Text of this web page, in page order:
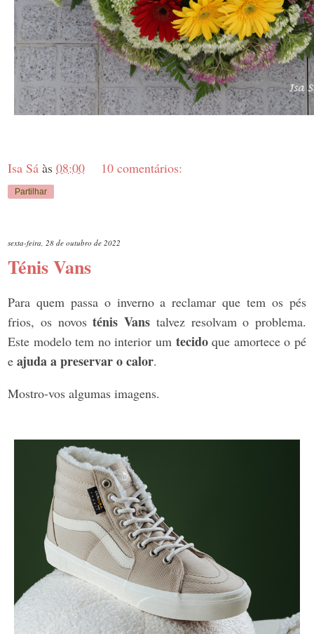
Isa Sá às 08:00 10 comentários:
Partilhar
sexta-feira, 28 de outubro de 2022
Ténis Vans
Para quem passa o inverno a reclamar que tem os pés
frios, os novosténis Vans talvez resolvam o problema.
Este modelo tem no interior um tecidoque amortece o pé
e ajuda a preservar o calor.
Mostro-vos algumas imagens.